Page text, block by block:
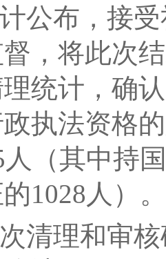
公布，接
，将此次
统计，确
执法资格
人（其中持
1028人）。
清理和审